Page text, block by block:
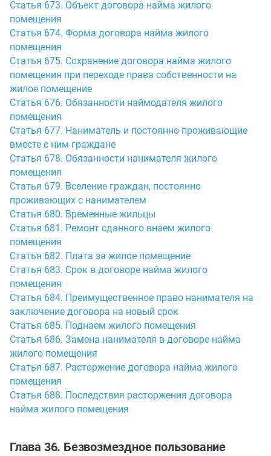
Статья 673. Объект договора найма жилого
помещения
Статья 674. Форма договора найма жилого
помещения
Статья 675. Сохранение договора найма жилого
помещения при переходе права собственности на
жилое помещение
Статья 676. Обязанности наймодателя жилого
помещения
Статья 677. Наниматель и постоянно проживающие
вместе с ним граждане
Статья 678. Обязанности нанимателя жилого
помещения
Статья 679. Вселение граждан, постоянно
проживающих с нанимателем
Статья 680. Временные жильцы
Статья 681. Ремонт сданного внаем жилого
помещения
Статья 682. Плата за жилое помещение
Статья 683. Срок в договоре найма жилого
помещения
Статья 684. Преимущественное право нанимателя на
заключение договора на новый срок
Статья 685. Поднаем жилого помещения
Статья 686. Замена нанимателя в договоре найма
жилого помещения
Статья 687. Расторжение договора найма жилого
помещения
Статья 688. Последствия расторжения договора
найма жилого помещения
Глава 36. Безвозмездное пользование